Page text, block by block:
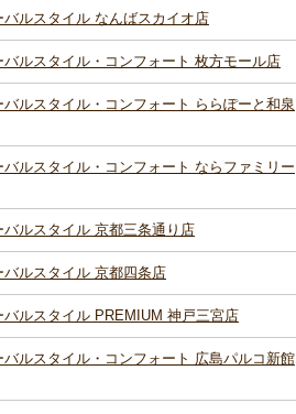
ルスタイル なんばスカイオ店
ルスタイル・コンフォート 枚方モール店
ルスタイル・コンフォート ららぽーと和泉
ルスタイル・コンフォート ならファミリー
ルスタイル 京都三条通り店
ルスタイル 京都四条店
バルスタイル PREMIUM 神戸三宮店
ルスタイル・コンフォート 広島パルコ新館